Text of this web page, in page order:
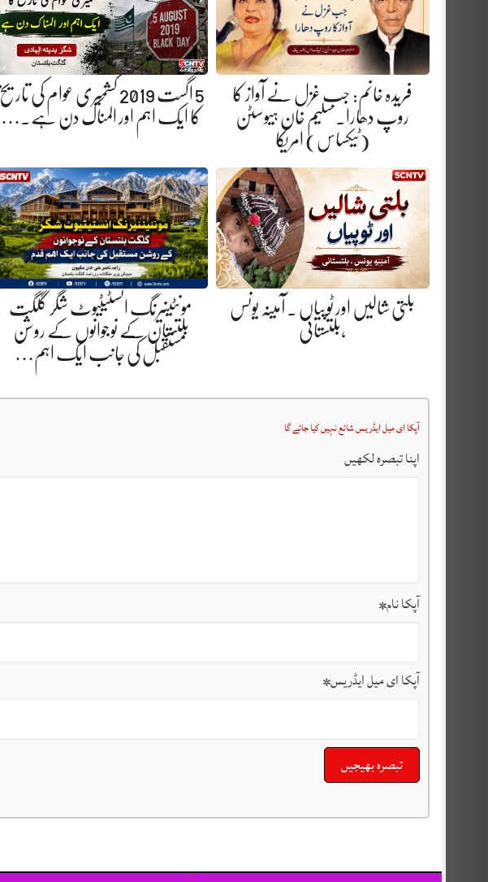
فریدہ خانم: جب غزل نے آواز کا
روپ دھارا. سلیم خان ہیوسٹن
(ٹیکساس) امریکا
5 اگست 2019 کشمیری عوام کی تاریخ
کا ایک اہم اور المناک دن ہے.…
بلتی شالیں اور ٹوپیاں . آمینہ یونس
،بلتستانی
مونٹینیرنگ انسٹیٹیوٹ شگر گلگت
بلتستان کے نوجوانوں کے روشن
مستقبل کی جانب ایک اہم…
آپکا ای میل ایڈریس شائع نہیں کیا جائے گا
اپنا تبصرہ لکھیں
آپکا نام*
آپکا ای میل ایڈریس*